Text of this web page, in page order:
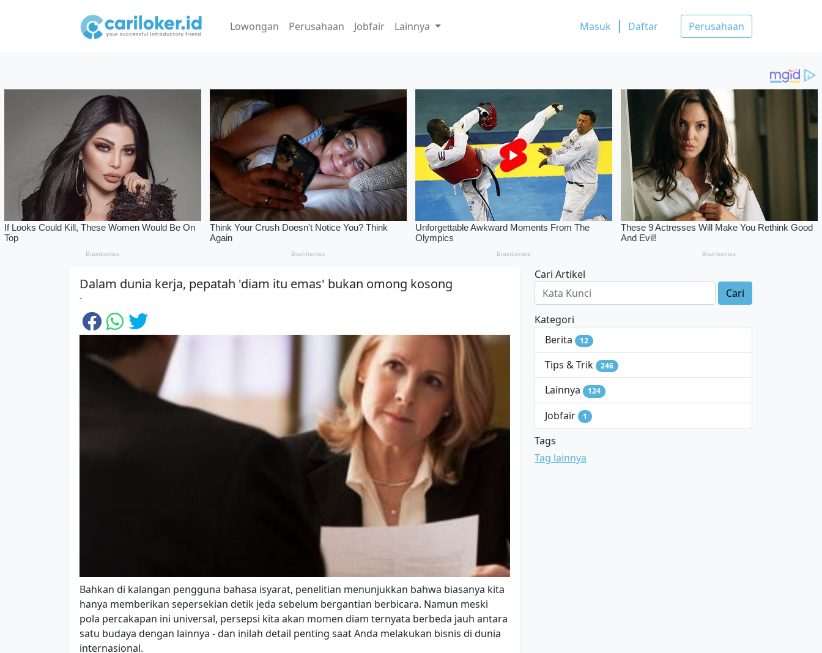
Lowongan Perusahaan Jobfair Lainnya Masuk Daftar Perusahaan
Dalam dunia kerja, pepatah 'diam itu emas' bukan omong kosong
-
Bahkan di kalangan pengguna bahasa isyarat, penelitian menunjukkan bahwa biasanya kita
hanya memberikan sepersekian detik jeda sebelum bergantian berbicara. Namun meski
pola percakapan ini universal, persepsi kita akan momen diam ternyata berbeda jauh antara
satu budaya dengan lainnya - dan inilah detail penting saat Anda melakukan bisnis di dunia
internasional.
Cari Artikel
Cari
Kategori
Berita
12
Tips & Trik 246
Lainnya 124
Jobfair 1
Tags
Tag lainnya